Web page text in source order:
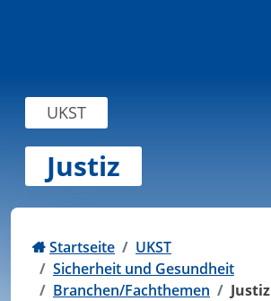
UKST
Justiz
Startseite
UKST
Sicherheit und Gesundheit
Branchen/Fachthemen
Justiz